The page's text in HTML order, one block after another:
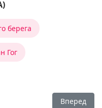
берега
Гог
по ПровансуВперед